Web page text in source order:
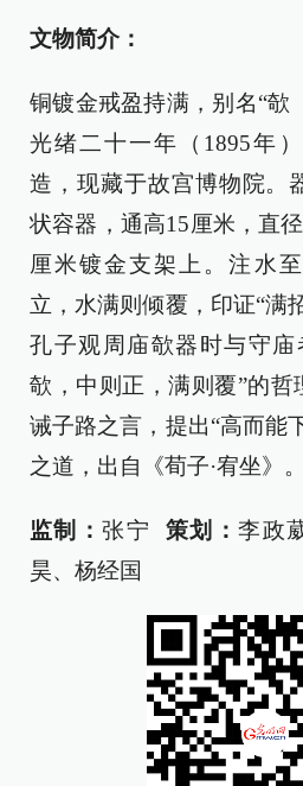
文物简介：
铜镀金戒盈持满，别名“欹
光绪二十一年（1895年
造，现藏于故宫博物院。
状容器，通高15厘米，直
厘米镀金支架上。注水
立，水满则倾覆，印证“满
孔子观周庙欹器时与守庙
欹，中则正，满则覆”的
诫子路之言，提出“高而能
之道，出自《荀子·宥坐》。
监制：张宁 策划：李政
昊、杨经国